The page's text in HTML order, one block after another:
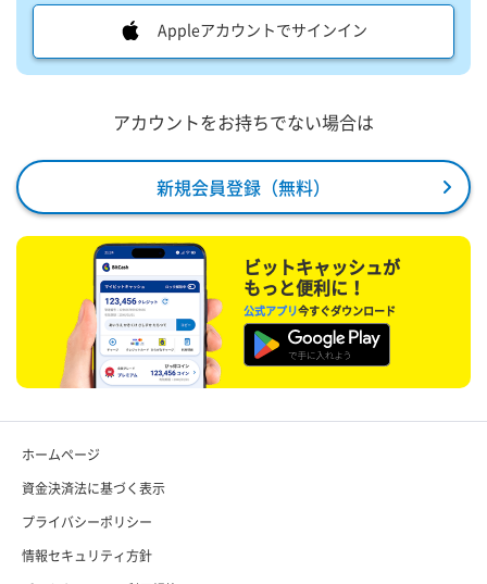
Appleアカウントでサインイン
アカウントをお持ちでない場合は
新規会員登録（無料）
ビットキャッシュが
もっと便利に！
公式アプリ今すぐダウンロード
ホームページ
資金決済法に基づく表示
プライバシーポリシー
情報セキュリティ方針